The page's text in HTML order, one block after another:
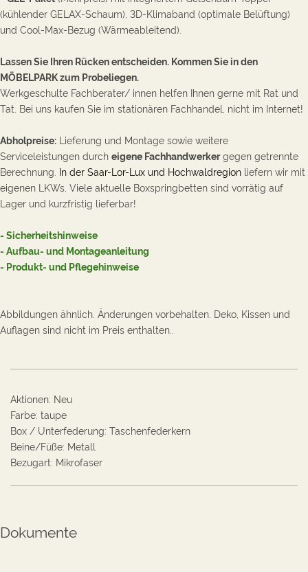
(kühlender GELAX-Schaum), 3D-Klimaband (optimale Belüftung)
und Cool-Max-Bezug (Wärmeableitend).
Lassen Sie Ihren Rücken entscheiden. Kommen Sie in den
MÖBELPARK zum Probeliegen.
Werkgeschulte Fachberater/ innen helfen Ihnen gerne mit Rat und
Tat. Bei uns kaufen Sie im stationären Fachhandel, nicht im Internet!
Abholpreise: Lieferung und Montage sowie weitere
Serviceleistungen durch eigene Fachhandwerkergegen getrennte
Berechnung. In der Saar-Lor-Lux und Hochwaldregion liefern wir mit
eigenen LKWs Viele aktuelle Boxspringbetten sind vorrätig auf
Lager und kurzfristig lieferbar!
- Sicherheitshinweise
- Aufbau- und Montageanleitung
- Produkt- und Pflegehinweise
Abbildungen ähnlich. Änderungen vorbehalten. Deko, Kissen und
Auflagen sind nicht im Preis enthalten.
Aktionen: Neu
Farbe: taupe
Box / Unterfederung: Taschenfederkern
Beine/Füße: Metall
Bezugart: Mikrofaser
Dokumente